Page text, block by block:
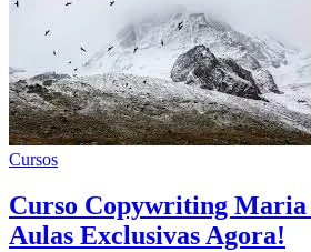
Cursos
Curso Copywriting
Aulas Exclusivas Agora!